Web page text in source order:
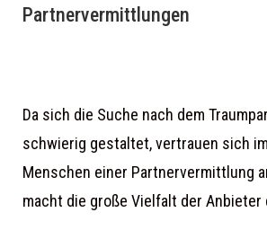
Partnervermittlungen
Da sich die Suche nach dem
schwierig gestaltet, vertrauen sich
Menschen einer Partnervermittlung
macht die große Vielfalt der Anbieter